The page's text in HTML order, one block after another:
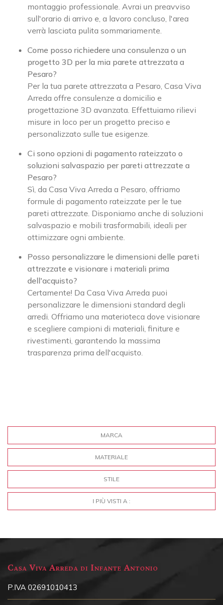
montaggio professionale. Avrai un preavviso
sull'orario di arrivo e, a lavoro concluso, l'area
verrà lasciata pulita sommariamente.
Come posso richiedere una consulenza o un
progetto 3D per la mia parete attrezzata a
Pesaro?
Per la tua parete attrezzata a Pesaro, Casa Viva
Arreda offre consulenze a domicilio e
progettazione 3D avanzata. Effettuiamo rilievi
misure in loco per un progetto preciso e
personalizzato sulle tue esigenze.
Ci sono opzioni di pagamento rateizzato o
soluzioni salvaspazio per pareti attrezzate a
Pesaro?
Sì, da Casa Viva Arreda a Pesaro, offriamo
formule di pagamento rateizzate per le tue
pareti attrezzate. Disponiamo anche di soluzioni
salvaspazio e mobili trasformabili, ideali per
ottimizzare ogni ambiente.
Posso personalizzare le dimensioni delle pareti
attrezzate e visionare i materiali prima
dell'acquisto?
Certamente! Da Casa Viva Arreda puoi
personalizzare le dimensioni standard degli
arredi. Offriamo una materioteca dove visionare
e scegliere campioni di materiali, finiture e
rivestimenti, garantendo la massima
trasparenza prima dell'acquisto.
MARCA
MATERIALE
STILE
I PIÙ VISTI A :
Casa Viva Arreda di Infante Antonio
P.IVA 02691010413